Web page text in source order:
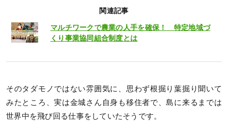
関連記事
マルチワークで農業の人手を確保！ 特定地域づ
くり事業協同組合制度とは
そのタダモノではない雰囲気に、思わず根掘り葉掘り聞いて
みたところ、実は金城さん自身も移住者で、島に来るまでは
世界中を飛び回る仕事をしていたそうです。